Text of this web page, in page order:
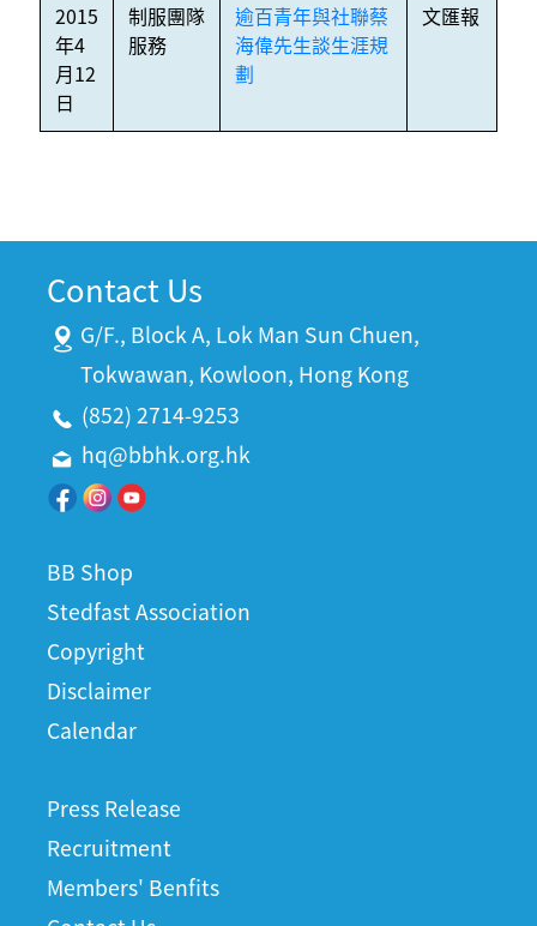
2015
年4
月12
日
制服團隊
服務
逾百青年與社聯蔡
海偉先生談生涯規
劃
文匯報
Contact Us
G/F., Block A, Lok Man Sun Chuen,
Tokwawan, Kowloon, Hong Kong
(852) 2714-9253
hq@bbhk.org.hk
BB Shop
Stedfast Association
Copyright
Disclaimer
Calendar
Press Release
Recruitment
Members' Benfits